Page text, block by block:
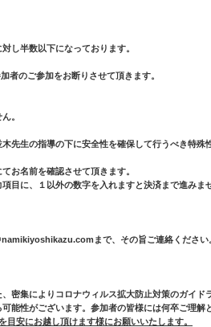
し半数以下になっております。
者のご参加をお断りさせて頂きます。
。
先生の指導の下に安全性を確保して行うべき特殊
お名前を確認させて頂きます。
目に、１以外の数字を入れますと決済まで進みま
まで、その旨ご連絡ください
密集によりコロナウィルス拡大防止対策のガイド
能性がございます。参加者の皆様には何卒ご理解
安にお越し頂けます様にお願いいたします。